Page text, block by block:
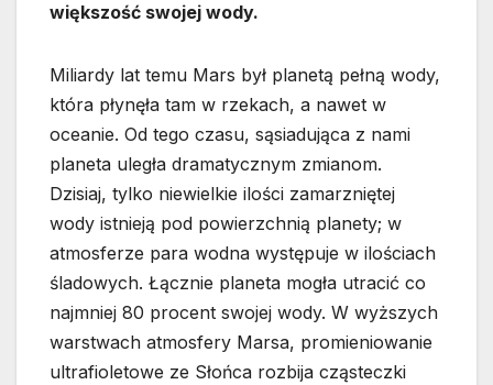
większość swojej wody.
Miliardy lat temu Mars był planetą pełną wody,
która płynęła tam w rzekach, a nawet w
oceanie. Od tego czasu, sąsiadująca z nami
planeta uległa dramatycznym zmianom.
Dzisiaj, tylko niewielkie ilości zamarzniętej
wody istnieją pod powierzchnią planety; w
atmosferze para wodna występuje w ilościach
śladowych. Łącznie planeta mogła utracić co
najmniej 80 procent swojej wody. W wyższych
warstwach atmosfery Marsa, promieniowanie
ultrafioletowe ze Słońca rozbija cząsteczki